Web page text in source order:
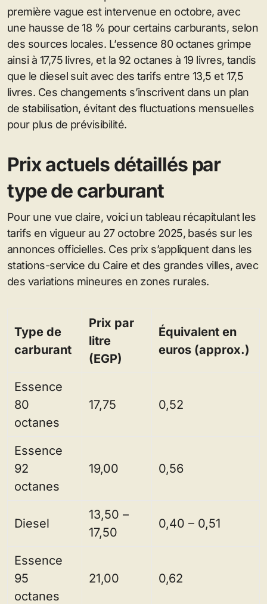
première vague est intervenue en octobre, avec
une hausse de 18 % pour certains carburants, selon
des sources locales. L’essence 80 octanes grimpe
ainsi à 17,75 livres, et la 92 octanes à 19 livres, tandis
que le diesel suit avec des tarifs entre 13,5 et 17,5
livres. Ces changements s’inscrivent dans un plan
de stabilisation, évitant des fluctuations mensuelles
pour plus de prévisibilité.
Prix actuels détaillés par
type de carburant
Pour une vue claire, voici un tableau récapitulant les
tarifs en vigueur au 27 octobre 2025, basés sur les
annonces officielles. Ces prix s’appliquent dans les
stations-service du Caire et des grandes villes, avec
des variations mineures en zones rurales.
Type de
carburant
Prix par
litre
(EGP)
Équivalent en
euros (approx.)
Essence
80
octanes
17,75 0,52
Essence
92
octanes
19,00 0,56
Diesel
13,50 –
17,50
0,40 – 0,51
Essence
95
octanes
21,00 0,62